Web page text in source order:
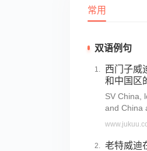
常用
双语例句
西门子威
和中国区
SV China,
and China
老特威迪